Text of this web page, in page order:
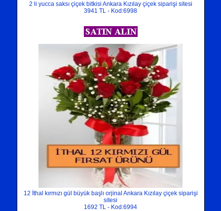
2 li yucca saksı çiçek bitkisi Ankara Kızılay çiçek siparişi sitesi
3941 TL - Kod:6998
12 İthal kırmızı gül büyük başlı orjinal Ankara Kızılay çiçek siparişi
sitesi
1692 TL - Kod:6994